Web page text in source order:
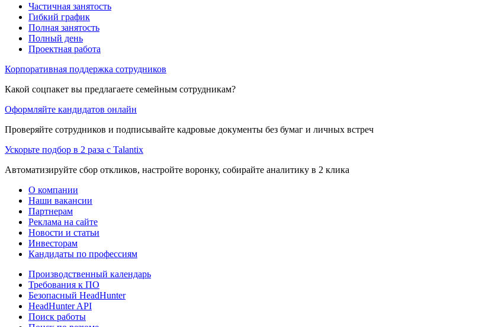
Частичная занятость
Гибкий график
Полная занятость
Полный день
Проектная работа
Корпоративная поддержка сотрудников
Какой соцпакет вы предлагаете семейным сотрудникам?
Оформляйте кандидатов онлайн
Проверяйте сотрудников и подписывайте кадровые документы без бумаг и личных встреч
Ускорьте подбор в 2 раза с Talantix
Автоматизируйте сбор откликов, настройте воронку, собирайте аналитику в 2 клика
О компании
Наши вакансии
Партнерам
Реклама на сайте
Новости и статьи
Инвесторам
Кандидаты по профессиям
Производственный календарь
Требования к ПО
Безопасный HeadHunter
HeadHunter API
Поиск работы